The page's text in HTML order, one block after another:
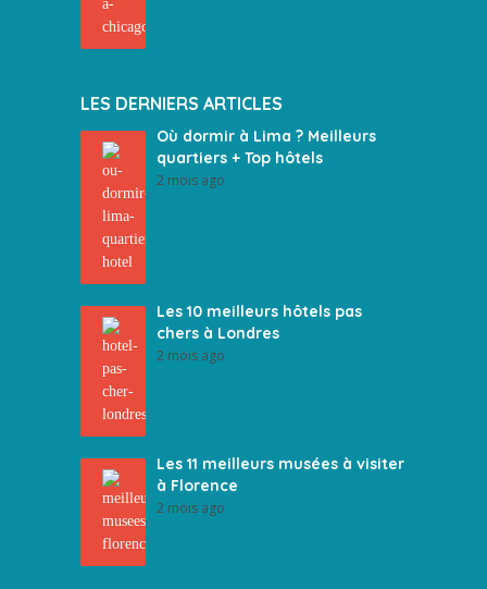
LES DERNIERS ARTICLES
Où dormir à Lima ? Meilleurs
quartiers + Top hôtels
2 mois ago
Les 10 meilleurs hôtels pas
chers à Londres
2 mois ago
Les 11 meilleurs musées à visiter
à Florence
2 mois ago